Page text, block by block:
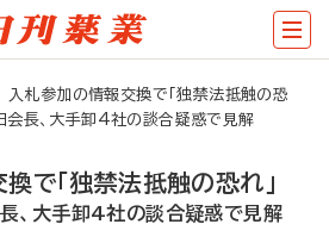
入札参加の情報交換で「独禁法抵触の恐
長、大手卸4社の談合疑惑で見解
で「独禁法抵触の恐れ」
、大手卸4社の談合疑惑で見解